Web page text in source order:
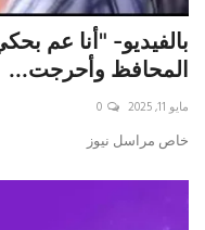
بالفيديو- "أنا عم
المحافظ وأحرجت...
مايو 11, 2025 0
خاص مراسل نيوز